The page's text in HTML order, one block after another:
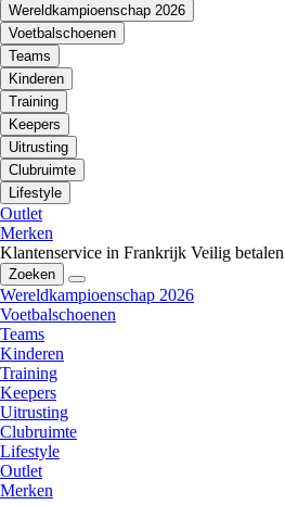
Wereldkampioenschap 2026
Voetbalschoenen
Teams
Kinderen
Training
Keepers
Uitrusting
Clubruimte
Lifestyle
Outlet
Merken
Klantenservice in Frankrijk Veilig betalen
Zoeken
Wereldkampioenschap 2026
Voetbalschoenen
Teams
Kinderen
Training
Keepers
Uitrusting
Clubruimte
Lifestyle
Outlet
Merken